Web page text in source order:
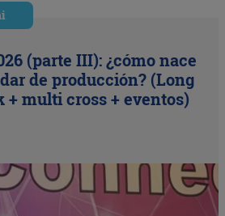
(parte III): ¿cómo nace
de producción? (Long
+ multi cross + eventos)